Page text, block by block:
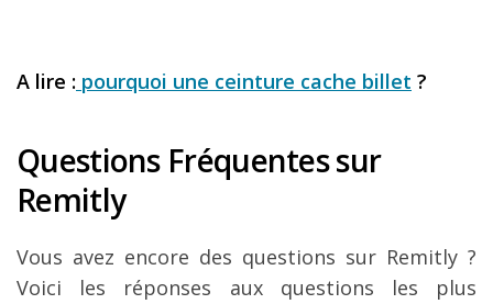
A lire : pourquoi une ceinture cache billet ?
Questions Fréquentes sur
Remitly
Vous avez encore des questions sur Remitly ?
Voici les réponses aux questions les plus